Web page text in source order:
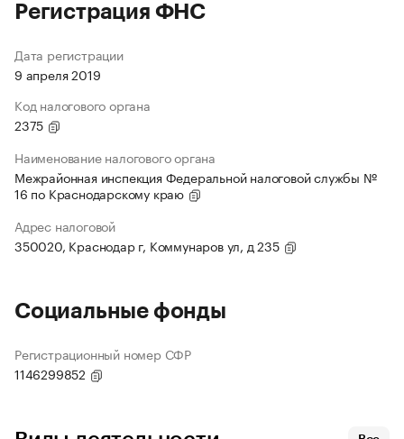
Регистрация ФНС
Дата регистрации
9 апреля 2019
Код налогового органа
2375
Наименование налогового органа
Межрайонная инспекция Федеральной налоговой службы №
16 по Краснодарскому краю
Адрес налоговой
350020, Краснодар г, Коммунаров ул, д 235
Социальные фонды
Регистрационный номер СФР
1146299852